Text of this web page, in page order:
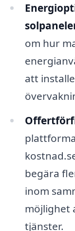
om hur
att
begära
inom
möjlighet
tjänster.